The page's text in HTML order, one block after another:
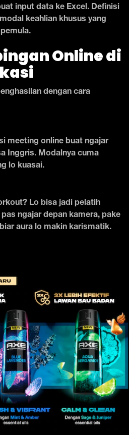
input data ke Excel. Definisi
keahlian khusus yang
Online di
dengan cara
meeting online buat ngajar
Inggris. Modalnya cuma
lo kuasai.
Lo bisa jadi pelatih
ngajar depan kamera, pake
aura lo makin karismatik.